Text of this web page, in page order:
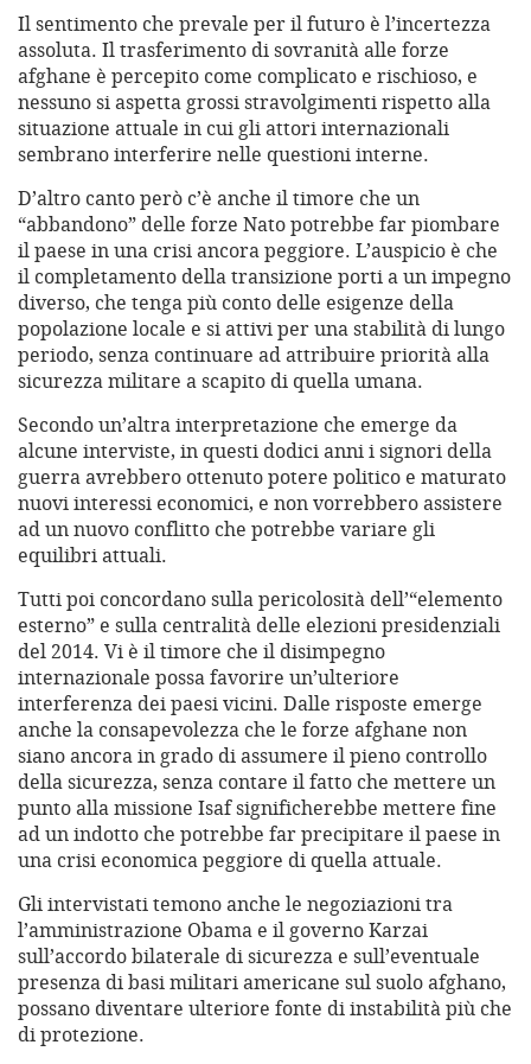
Il sentimento che prevale per il futuro è l’incertezza
assoluta. Il trasferimento di sovranità alle forze
afghane è percepito come complicato e rischioso, e
nessuno si aspetta grossi stravolgimenti rispetto alla
situazione attuale in cui gli attori internazionali
sembrano interferire nelle questioni interne.
D’altro canto però c’è anche il timore che un
“abbandono” delle forze Nato potrebbe far piombare
il paese in una crisi ancora peggiore. L’auspicio è che
il completamento della transizione porti a un impegno
diverso, che tenga più conto delle esigenze della
popolazione locale e si attivi per una stabilità di lungo
periodo, senza continuare ad attribuire priorità alla
sicurezza militare a scapito di quella umana.
Secondo un’altra interpretazione che emerge da
alcune interviste, in questi dodici anni i signori della
guerra avrebbero ottenuto potere politico e maturato
nuovi interessi economici, e non vorrebbero assistere
ad un nuovo conflitto che potrebbe variare gli
equilibri attuali.
Tutti poi concordano sulla pericolosità dell’“elemento
esterno” e sulla centralità delle elezioni presidenziali
del 2014. Vi è il timore che il disimpegno
internazionale possa favorire un’ulteriore
interferenza dei paesi vicini. Dalle risposte emerge
anche la consapevolezza che le forze afghane non
siano ancora in grado di assumere il pieno controllo
della sicurezza, senza contare il fatto che mettere un
punto alla missione Isaf significherebbe mettere fine
ad un indotto che potrebbe far precipitare il paese in
una crisi economica peggiore di quella attuale.
Gli intervistati temono anche le negoziazioni tra
l’amministrazione Obama e il governo Karzai
sull’accordo bilaterale di sicurezza e sull’eventuale
presenza di basi militari americane sul suolo afghano,
possano diventare ulteriore fonte di instabilità più che
di protezione.